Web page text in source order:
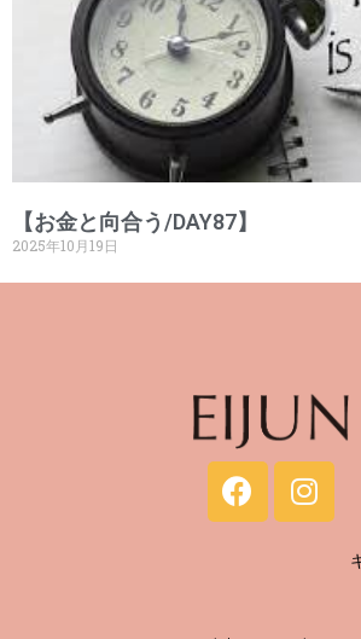
【お金と向合う/DAY87】
2025年10月19日